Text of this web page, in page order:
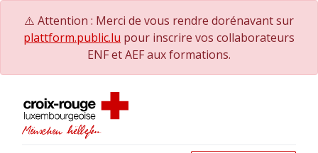
⚠️ Attention : Merci de vous rendre dorénavant sur
plattform.public.lu pour inscrire vos collaborateurs
ENF et AEF aux formations.